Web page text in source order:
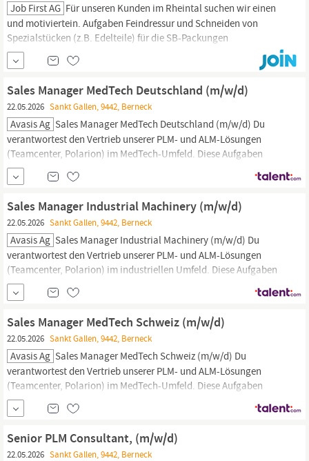
Job First AG Für unseren Kunden im Rheintal suchen wir einen
und motiviertein. Aufgaben Feindressur und Schneiden von
Spezialstücken (z.B. Edelteile) für die SB-Packungen
(Selbstbedienungsverpackungen) Mitarbeit beim Einrichten,
Bedienen und Reinigen der zugeteilten Maschinen und Anlagen
inkl. einfacher Störungsbehebungen Mitarbeit Vakuumieren,
Verpacken und Auszeichnen der Produkte...
Sales Manager MedTech Deutschland (m/w/d)
22.05.2026 Sankt Gallen, 9442, Berneck
Avasis Ag Sales Manager MedTech Deutschland (m/w/d) Du
verantwortest den Vertrieb unserer PLM- und ALM-Lösungen
(Teamcenter, Polarion) im MedTech-Umfeld. Diese Aufgaben
erwarten Dich Verantwortung für den Vertrieb unserer
Softwarelösungen sowie ergänzender Dienstleistungen in den
Bereichen CAx, PLM und ALM Gewinnung neuer Kunden und
strategische Weiterentwicklung bestehender...
Sales Manager Industrial Machinery (m/w/d)
22.05.2026 Sankt Gallen, 9442, Berneck
Avasis Ag Sales Manager Industrial Machinery (m/w/d) Du
verantwortest den Vertrieb unserer PLM- und ALM-Lösungen
(Teamcenter, Polarion) im industriellen Umfeld. Diese Aufgaben
erwarten Dich Verantwortung für den Vertrieb unserer
Softwarelösungen sowie ergänzender Dienstleistungen in den
Bereichen CAx, PLM und ALM. Gewinnung neuer Kunden und
strategische Weiterentwicklung...
Sales Manager MedTech Schweiz (m/w/d)
22.05.2026 Sankt Gallen, 9442, Berneck
Avasis Ag Sales Manager MedTech Schweiz (m/w/d) Du
verantwortest den Vertrieb unserer PLM- und ALM-Lösungen
(Teamcenter, Polarion) im MedTech-Umfeld. Diese Aufgaben
erwarten Dich Verantwortung für den Vertrieb unserer
Softwarelösungen sowie ergänzender Dienstleistungen in den
Bereichen CAx, PLM und ALM Gewinnung neuer Kunden und
strategische Weiterentwicklung bestehender Accounts...
Senior PLM Consultant, (m/w/d)
22.05.2026 Sankt Gallen, 9442, Berneck